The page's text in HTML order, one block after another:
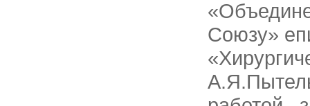
Союзу»